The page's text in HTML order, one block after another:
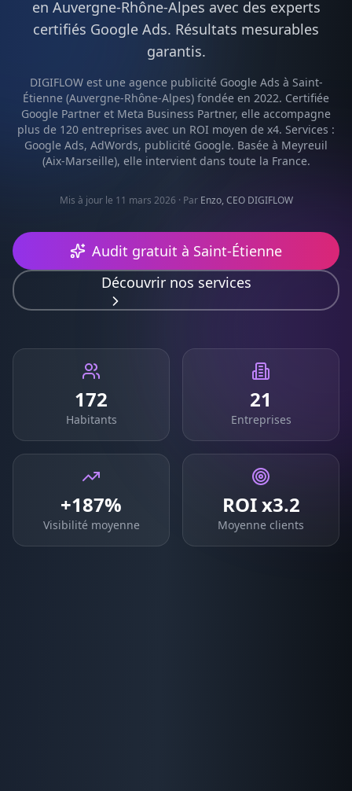
en Auvergne-Rhône-Alpes avec des experts
certifiés Google Ads. Résultats mesurables
garantis.
DIGIFLOW est une agence publicité Google Ads à Saint-
Étienne (Auvergne-Rhône-Alpes) fondée en 2022. Certifiée
Google Partner et Meta Business Partner, elle accompagne
plus de 120 entreprises avec un ROI moyen de x4. Services :
Google Ads, AdWords, publicité Google. Basée à Meyreuil
(Aix-Marseille), elle intervient dans toute la France.
Mis à jour le 11 mars 2026 · Par Enzo, CEO DIGIFLOW
Audit gratuit à Saint-Étienne
Découvrir nos services
172
Habitants
21
Entreprises
+187%
Visibilité moyenne
ROI x3.2
Moyenne clients